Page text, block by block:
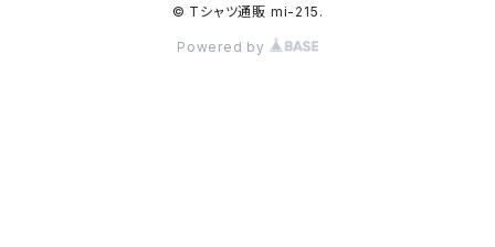
© Tシャツ通販 mi-215.
Powered by